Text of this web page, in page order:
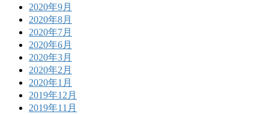
2020年9月
2020年8月
2020年7月
2020年6月
2020年3月
2020年2月
2020年1月
2019年12月
2019年11月